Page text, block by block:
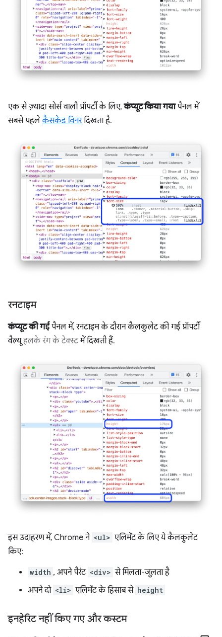
एक से ज़्यादा सोर्स वाली प्रॉपर्टी के लिए,कंप्यूट किया गयापैनल में
सबसे पहलेकैसकेड विनरदिखता है.
रनटाइम
कंप्यूट की गईपैनल में, रनटाइम के दौरान कैलकुलेट की गई प्रॉपर्टी
वैल्यूहलके रंग के टेक्स्टमें दिखती हैं.
इस उदाहरण में, Chrome ने <ul> एलिमेंट के लिए ये कैलकुलेट
किए:
width , अपने पैरंट <div> से मिलता-जुलता है
अपने दो <li> एलिमेंट के हिसाब से height
इनहेरिट नहीं किए गए और कस्टम